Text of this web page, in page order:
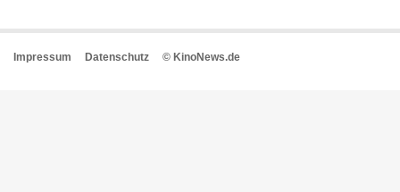
Impressum Datenschutz © KinoNews.de